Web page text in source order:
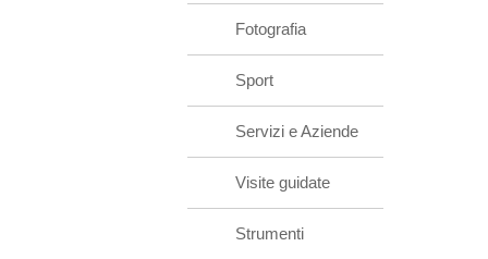
Fotografia
Sport
Servizi e Aziende
Visite guidate
Strumenti